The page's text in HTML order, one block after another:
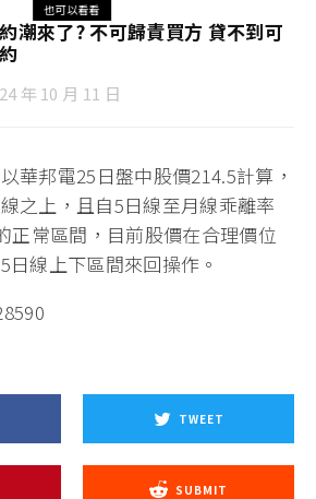
也可以看看
潮來了? 不可歸責買方 貸不到可
年 10 月 11 日
華邦電25日盤中股價214.5計算，
之上，且自5日線至月線乖離率
正常區間，目前股價在合理價位
日線上下區間來回操作。
TWEET
SUBMIT